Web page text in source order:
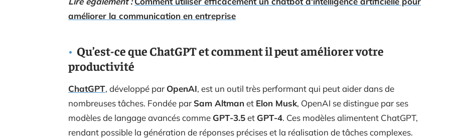
améliorer la communication en entreprise
Qu’est-ce que ChatGPT et comment il peut améliorer votre
productivité
ChatGPT, développé par OpenAI, est un outil très performant qui peut aider dans de
nombreuses tâches. Fondée par Sam Altmanet Elon Musk, OpenAI se distingue par ses
modèles de langage avancés comme GPT-3.5et GPT-4. Ces modèles alimentent ChatGPT,
rendant possible la génération de réponses précises et la réalisation de tâches complexes.